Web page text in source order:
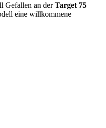
Gefallen an derTarget 75
eine willkommene